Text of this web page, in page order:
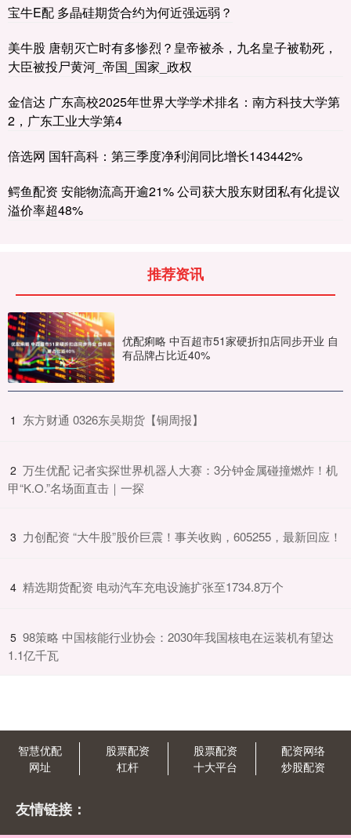
宝牛E配 多晶硅期货合约为何近强远弱？
美牛股 唐朝灭亡时有多惨烈？皇帝被杀，九名皇子被勒死，
大臣被投尸黄河_帝国_国家_政权
金信达 广东高校2025年世界大学学术排名：南方科技大学第
2，广东工业大学第4
倍选网 国轩高科：第三季度净利润同比增长143442%
鳄鱼配资 安能物流高开逾21% 公司获大股东财团私有化提议
溢价率超48%
推荐资讯
优配痢略 中百超市51家硬折扣店同步开业 自
有品牌占比近40%
1 ​东方财通 0326东吴期货【铜周报】
2 ​万生优配 记者实探世界机器人大赛：3分钟金属碰撞燃炸！机
甲“K.O.”名场面直击｜一探
3 ​力创配资 “大牛股”股价巨震！事关收购，605255，最新回应！
4 ​精选期货配资 电动汽车充电设施扩张至1734.8万个
5 ​98策略 中国核能行业协会：2030年我国核电在运装机有望达
1.1亿千瓦
智慧优配
网址
股票配资
杠杆
股票配资
十大平台
配资网络
炒股配资
友情链接：